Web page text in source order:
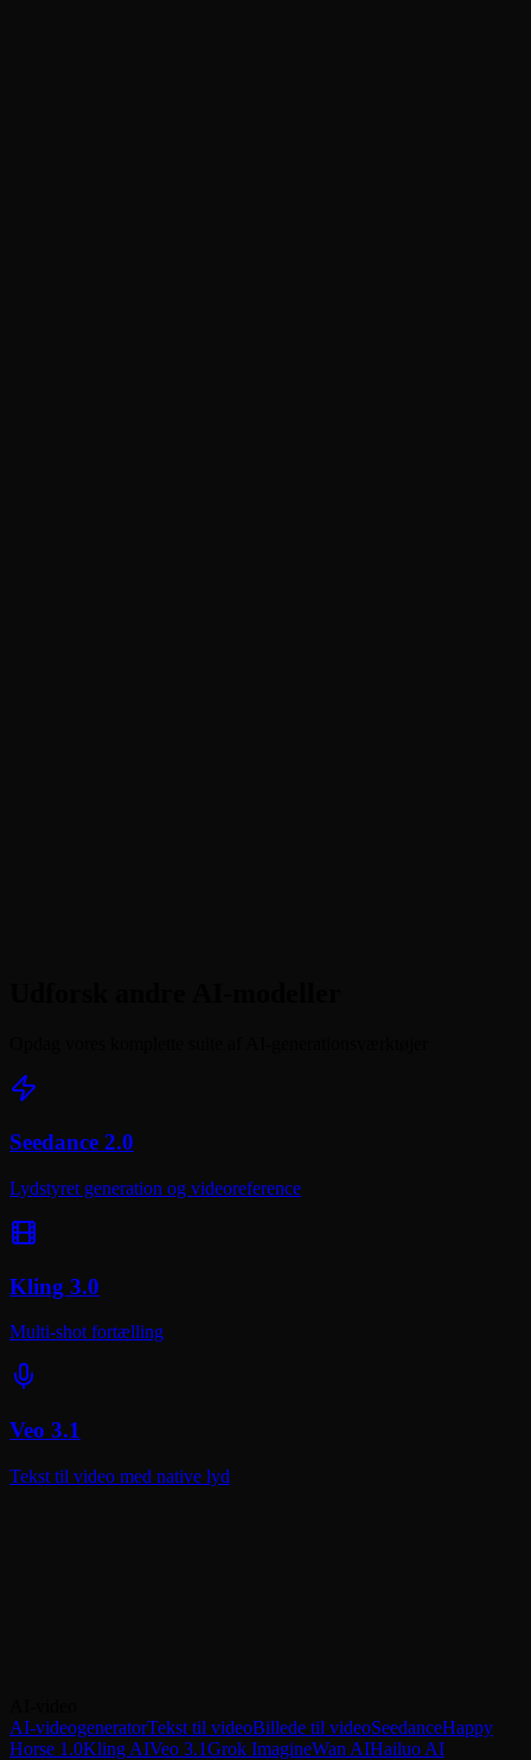
Seedance 2.0
Lydstyret generation og videoreference
Kling 3.0
Multi-shot fortælling
Veo 3.1
Tekst til video med native lyd
Prøv Happy Horse 1.0 Sammenlign alle videomodeller
AI-videogeneratorTekst til videoBillede til videoSeedanceHappy
Horse 1.0Kling AIVeo 3.1Grok ImagineWan AIHailuo AI